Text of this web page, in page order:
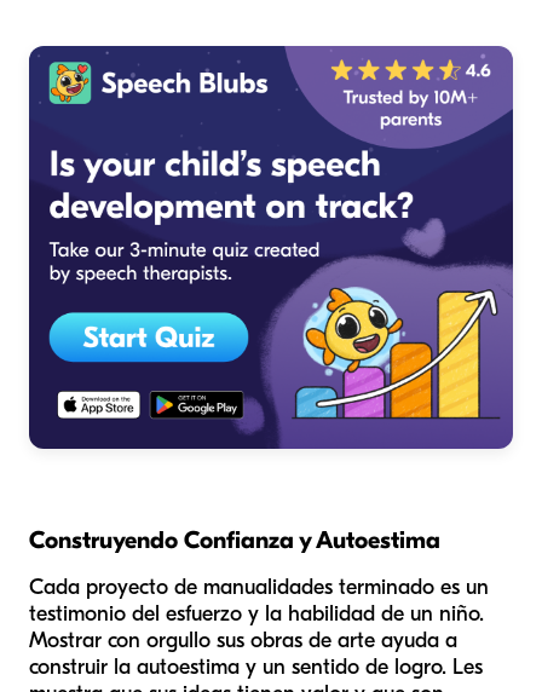
Construyendo Confianza y Autoestima
Cada proyecto de manualidades terminado es un
testimonio del esfuerzo y la habilidad de un niño.
Mostrar con orgullo sus obras de arte ayuda a
construir la autoestima y un sentido de logro. Les